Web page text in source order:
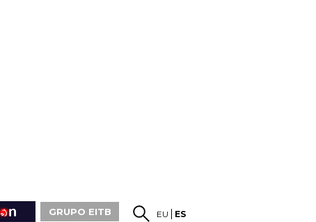
GRUPO EITB EU ES